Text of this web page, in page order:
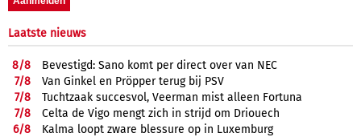
Laatste nieuws
8/8
Bevestigd: Sano komt per direct over van NEC
7/8
Van Ginkel en Pröpper terug bij PSV
7/8
Tuchtzaak succesvol, Veerman mist alleen Fortuna
7/8
Celta de Vigo mengt zich in strijd om Driouech
6/8
Kalma loopt zware blessure op in Luxemburg